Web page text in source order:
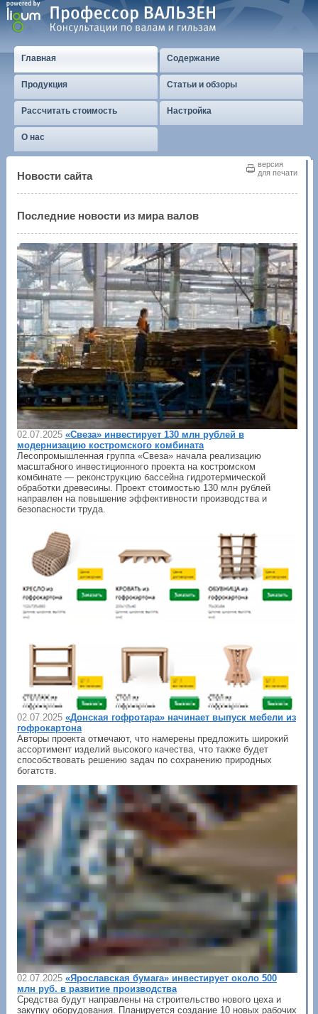
Главная Содержание
Продукция Статьи и обзоры
Рассчитать стоимость Настройка
О нас
версия
для печати
Новости сайта
Последние новости из мира валов
02.07.2025 «Свеза» инвестирует 130 млн рублей в
модернизацию костромского комбината
Лесопромышленная группа «Свеза» начала реализацию
масштабного инвестиционного проекта на костромском
комбинате — реконструкцию бассейна гидротермической
обработки древесины. Проект стоимостью 130 млн рублей
направлен на повышение эффективности производства и
безопасности труда.
02.07.2025 «Донская гофротара» начинает выпуск мебели из
гофрокартона
Авторы проекта отмечают, что намерены предложить широкий
ассортимент изделий высокого качества, что также будет
способствовать решению задач по сохранению природных
богатств.
02.07.2025 «Ярославская бумага» инвестирует около 500
млн руб. в развитие производства
Средства будут направлены на строительство нового цеха и
закупку оборудования. Планируется создание 10 новых рабочих